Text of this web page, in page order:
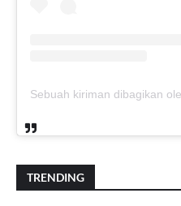
TRENDING